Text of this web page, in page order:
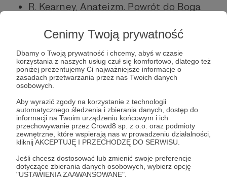
Cenimy Twoją prywatność
Dbamy o Twoją prywatność i chcemy, abyś w czasie
korzystania z naszych usług czuł się komfortowo, dlatego też
poniżej prezentujemy Ci najważniejsze informacje o
zasadach przetwarzania przez nas Twoich danych
osobowych.
Aby wyrazić zgody na korzystanie z technologii
automatycznego śledzenia i zbierania danych, dostęp do
informacji na Twoim urządzeniu końcowym i ich
przechowywanie przez Crowd8 sp. z o.o. oraz podmioty
zewnętrzne, które wspierają nas w prowadzeniu działalności,
kliknij AKCEPTUJĘ I PRZECHODZĘ DO SERWISU.
Jeśli chcesz dostosować lub zmienić swoje preferencje
dotyczące zbierania danych osobowych, wybierz opcję
"USTAWIENIA ZAAWANSOWANE".
R. Kearney, Anateizm. Powrót do Boga
Łódzkiego, Łódź 2024.
Nagroda w tym miesiącu, jak zawsze,
powędruje do jednego z naszych Patronów.
Ze zwycięzcą skontaktujemy się wkrótce
mailowo w celu uzgodnienia wybranej pozycji
i danych do wysyłki. Warunkiem otrzymania
nagrody jest odpowiedź na wiadomość.
Dzień Patrona
Udostępnij